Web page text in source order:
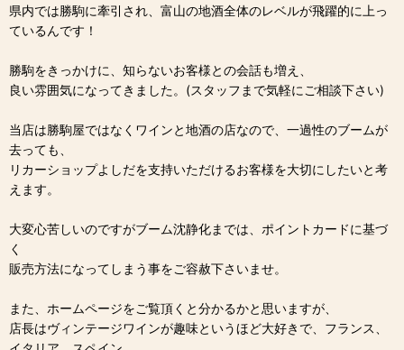
県内では勝駒に牽引され、富山の地酒全体のレベルが飛躍的に上っ
ているんです！
勝駒をきっかけに、知らないお客様との会話も増え、
良い雰囲気になってきました。(スタッフまで気軽にご相談下さい)
当店は勝駒屋ではなくワインと地酒の店なので、一過性のブームが
去っても、
リカーショップよしだを支持いただけるお客様を大切にしたいと考
えます。
大変心苦しいのですがブーム沈静化までは、ポイントカードに基づ
く
販売方法になってしまう事をご容赦下さいませ。
また、ホームページをご覧頂くと分かるかと思いますが、
店長はヴィンテージワインが趣味というほど大好きで、フランス、